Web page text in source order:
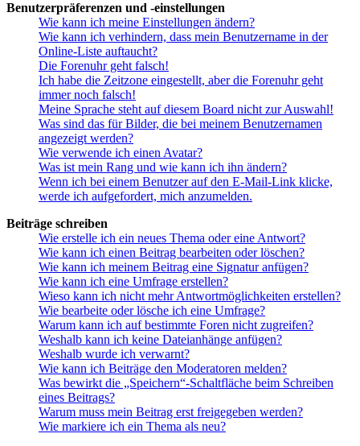
Benutzerpräferenzen und -einstellungen
Wie kann ich meine Einstellungen ändern?
Wie kann ich verhindern, dass mein Benutzername in der
Online-Liste auftaucht?
Die Forenuhr geht falsch!
Ich habe die Zeitzone eingestellt, aber die Forenuhr geht
immer noch falsch!
Meine Sprache steht auf diesem Board nicht zur Auswahl!
Was sind das für Bilder, die bei meinem Benutzernamen
angezeigt werden?
Wie verwende ich einen Avatar?
Was ist mein Rang und wie kann ich ihn ändern?
Wenn ich bei einem Benutzer auf den E-Mail-Link klicke,
werde ich aufgefordert, mich anzumelden.
Beiträge schreiben
Wie erstelle ich ein neues Thema oder eine Antwort?
Wie kann ich einen Beitrag bearbeiten oder löschen?
Wie kann ich meinem Beitrag eine Signatur anfügen?
Wie kann ich eine Umfrage erstellen?
Wieso kann ich nicht mehr Antwortmöglichkeiten erstellen?
Wie bearbeite oder lösche ich eine Umfrage?
Warum kann ich auf bestimmte Foren nicht zugreifen?
Weshalb kann ich keine Dateianhänge anfügen?
Weshalb wurde ich verwarnt?
Wie kann ich Beiträge den Moderatoren melden?
Was bewirkt die „Speichern“-Schaltfläche beim Schreiben
eines Beitrags?
Warum muss mein Beitrag erst freigegeben werden?
Wie markiere ich ein Thema als neu?